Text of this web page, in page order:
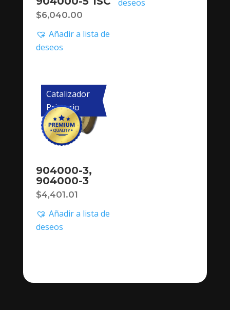
$6,040.00
Añadir a lista de
deseos
deseos
Catalizador
Primario
904000-3,
904000-3
$4,401.01
Añadir a lista de
deseos